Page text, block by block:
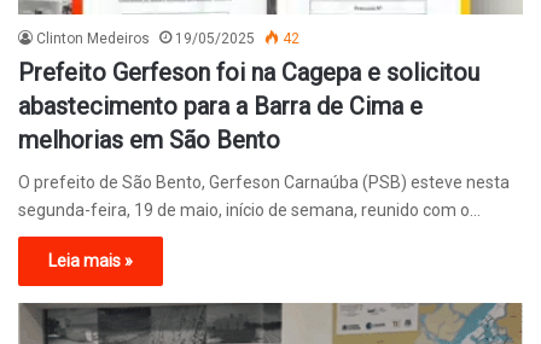
Clinton Medeiros 19/05/2025 42
Prefeito Gerfeson foi na Cagepa e solicitou
abastecimento para a Barra de Cima e
melhorias em São Bento
O prefeito de São Bento, Gerfeson Carnaúba (PSB) esteve nesta
segunda-feira, 19 de maio, início de semana, reunido com o…
Leia mais »